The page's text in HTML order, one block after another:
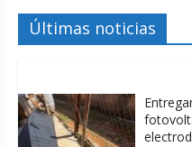
Últimas noticias